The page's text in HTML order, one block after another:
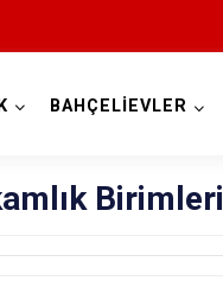
BAHÇELİEVLER
Birimleri